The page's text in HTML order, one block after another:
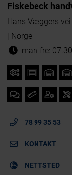
Fiskebeck
Hans Væggers
| Norge
man-fre:
78 99 35 53
KONTAKT
NETTSTED